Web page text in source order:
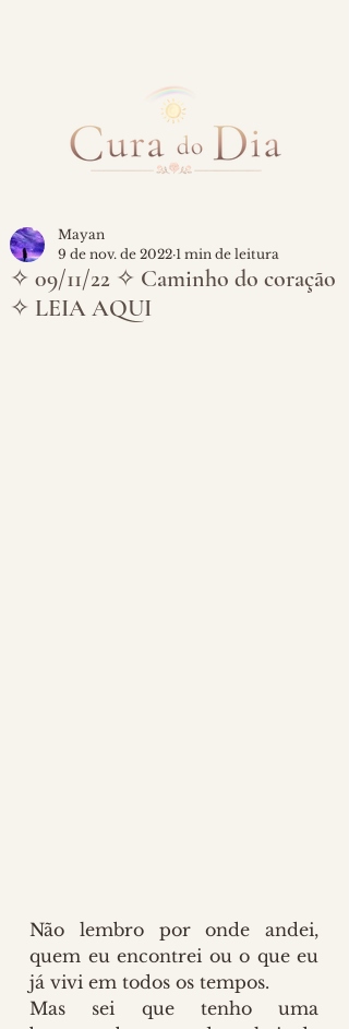
✧ 09/11/22 ✧ Caminho do coração
✧ LEIA AQUI
Mayan
9 de nov. de 2022 1 min de leitura
Não lembro por onde andei,
quem eu encontrei ou o que eu
já vivi em todos os tempos.
Mas sei que tenho uma